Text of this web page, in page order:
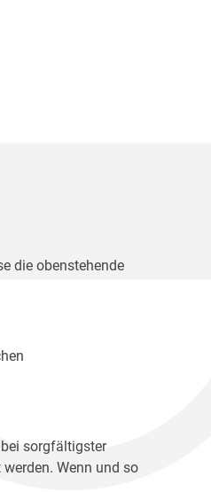
die obenstehende
sorgfältigster
Wenn und so